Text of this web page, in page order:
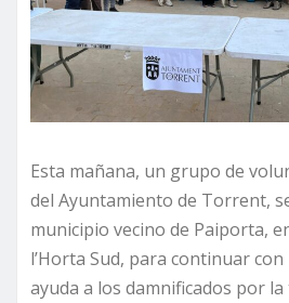
Esta mañana, un grupo de
del Ayuntamiento de Torrent,
municipio vecino de Paiporta,
l’Horta Sud, para continuar
ayuda a los damnificados por